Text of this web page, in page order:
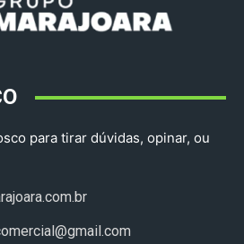
para tirar dúvidas, opinar, ou